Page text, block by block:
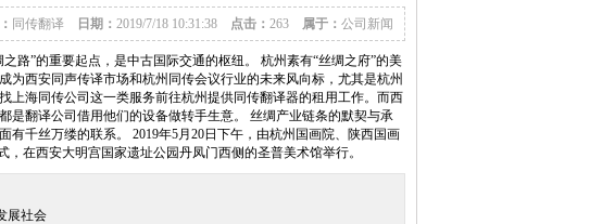
同传翻译 日期： 2019/7/18 10:31:38 点击： 263 属于： 公司新闻
路”的重要起点，是中古国际交通的枢纽。 杭州素有“丝绸之府”的美
西安同声传译市场和杭州同传会议行业的未来风向标，尤其是杭州
上海同传公司这一类服务前往杭州提供同传翻译器的租用工作。而西
是翻译公司借用他们的设备做转手生意。 丝绸产业链条的默契与承
千丝万缕的联系。 2019年5月20日下午，由杭州国画院、陕西国画
在西安大明宫国家遗址公园丹凤门西侧的圣普美术馆举行。
展社会